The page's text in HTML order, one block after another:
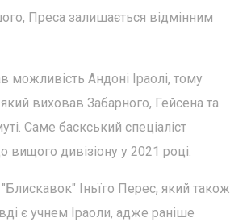
Преса залишається відмінним
можливість Андоні Іраолі, тому
виховав Забарного, Гейсена та
Саме баскський спеціаліст
вищого дивізіону у 2021 році.
Іньїго Перес, який також
є учнем Іраоли, адже раніше